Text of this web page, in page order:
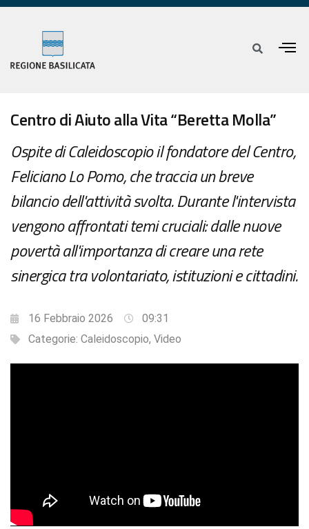
Centro di Aiuto alla Vita “Beretta Molla”
Ospite di Caleidoscopio il fondatore del Centro,
Feliciano Lo Pomo, che traccia un breve
bilancio dell'attività svolta. Durante l'intervista
vengono affrontati temi cruciali: dalle nuove
povertà all'importanza di creare una rete
sinergica tra volontariato, istituzioni e cittadini.
16 Febbraio 2026
09:31
Categorie: Caleidoscopio, Video